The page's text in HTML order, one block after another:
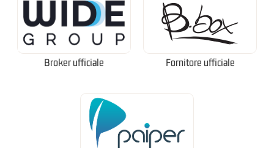
Broker ufficiale Fornitore ufficiale